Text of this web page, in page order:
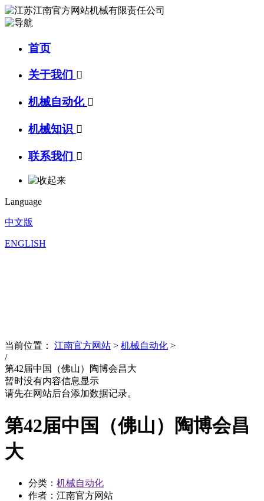
首页
关于我们 
机械自动化 
机械知识 
联系我们 
Language
中文版
ENGLISH
当前位置： 江南官方网站 > 机械自动化 >
/
第42届中国（佛山）陶博会昌大
暂时没有内容信息显示
请先在网站后台添加数据记录。
第42届中国（佛山）陶博会昌
大
分类： 机械自动化
作者：江南官方网站